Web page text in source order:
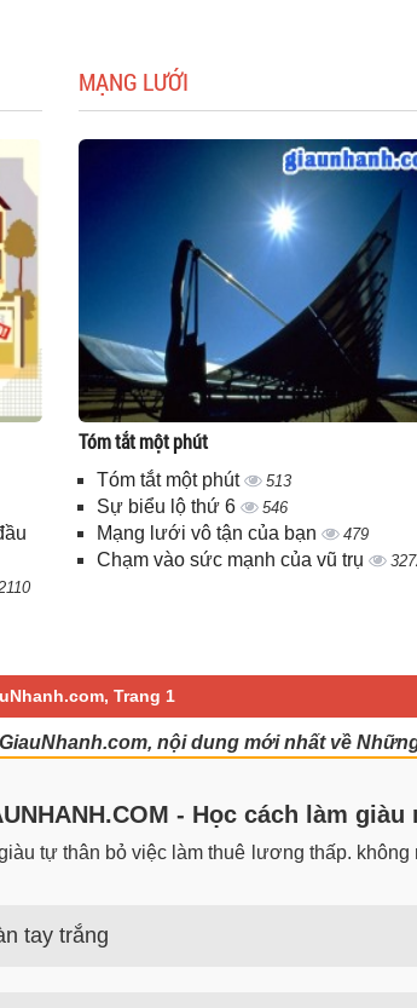
MẠNG LƯỚI
Tóm tắt một phút
Tóm tắt một phút 513
Sự biểu lộ thứ 6 546
Mạng lưới vô tận của bạn 479
Chạm vào sức mạnh của vũ trụ
Trang 1
nội dung mới nhất về
- Học cách làm giàu
tự thân bỏ việc làm thuê lương thấp.
tay trắng